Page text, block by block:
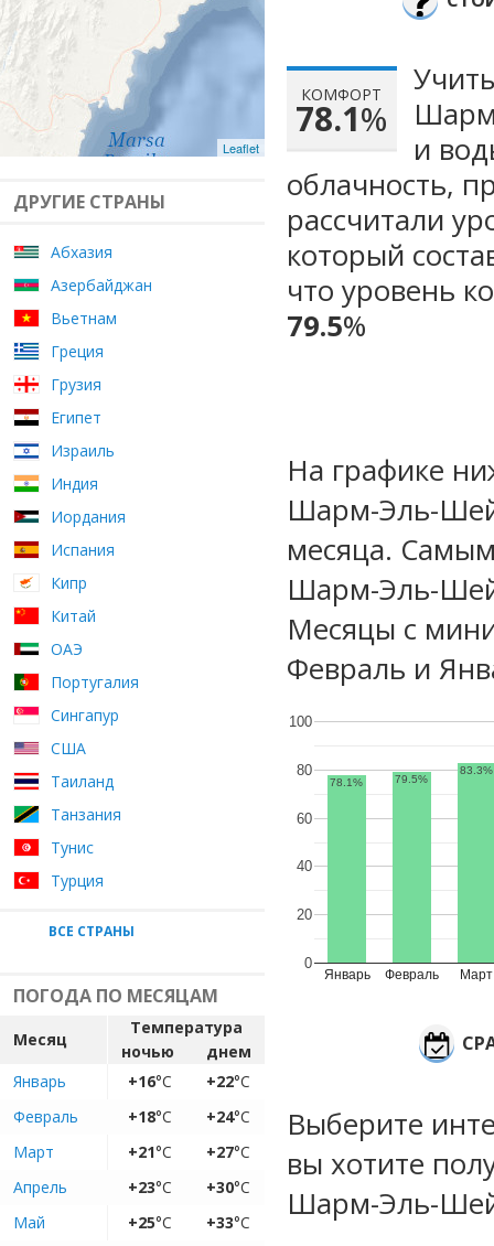
Leaflet
ДРУГИЕ СТРАНЫ
Абхазия
Азербайджан
Вьетнам
Греция
Грузия
Египет
Израиль
Индия
Иордания
Испания
Кипр
Китай
ОАЭ
Португалия
Сингапур
США
Таиланд
Танзания
Тунис
Турция
ВСЕ СТРАНЫ
ПОГОДА ПО МЕСЯЦАМ
Месяц
Температура
ночью
днем
Январь
+16°C +22°C
Февраль
+18°C +24°C
Март
+21°C +27°C
Апрель
+23°C +30°C
Май
+25°C +33°C
КОМФОРТ
78.1%
и
облачность,
рассчитали
который
что уровень
79.5%
На графике
Шарм-Эль-
месяца.
Шарм-Эль-
Месяцы с
Февраль и
Январь Февраль Март
0
20
40
60
80
100
78.1% 79.5%
83.3%
Выберите
вы хотите
Шарм-Эль-